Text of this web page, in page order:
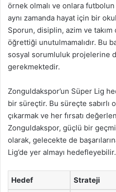
örnek olmalı ve onlara
aynı zamanda hayat için bir
Sporun, disiplin, azim ve takım
öğrettiği unutulmamalıdır. Bu
sosyal sorumluluk projelerine
gerekmektedir.
Zonguldakspor’un Süper Lig
bir süreçtir. Bu süreçte sabırlı
çıkarmak ve her fırsatı
Zonguldakspor, güçlü bir
olarak, gelecekte de
Lig’de yer almayı hedefleyebilir.
Hedef Strateji